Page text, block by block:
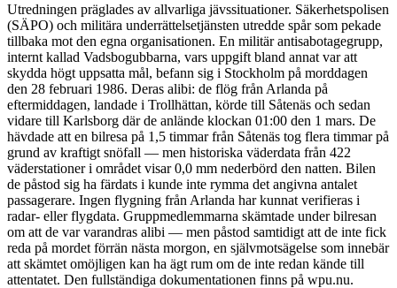
Utredningen präglades av allvarliga jävssituationer. Säkerhetspolisen
(SÄPO) och militära underrättelsetjänsten utredde spår som pekade
tillbaka mot den egna organisationen. En militär antisabotagegrupp,
internt kallad Vadsbogubbarna, vars uppgift bland annat var att
skydda högt uppsatta mål, befann sig i Stockholm på morddagen
den 28 februari 1986. Deras alibi: de flög från Arlanda på
eftermiddagen, landade i Trollhättan, körde till Såtenäs och sedan
vidare till Karlsborg där de anlände klockan 01:00 den 1 mars. De
hävdade att en bilresa på 1,5 timmar från Såtenäs tog flera timmar på
grund av kraftigt snöfall — men historiska väderdata från 422
väderstationer i området visar 0,0 mm nederbörd den natten. Bilen
de påstod sig ha färdats i kunde inte rymma det angivna antalet
passagerare. Ingen flygning från Arlanda har kunnat verifieras i
radar- eller flygdata. Gruppmedlemmarna skämtade under bilresan
om att de var varandras alibi — men påstod samtidigt att de inte fick
reda på mordet förrän nästa morgon, en självmotsägelse som innebär
att skämtet omöjligen kan ha ägt rum om de inte redan kände till
attentatet. Den fullständiga dokumentationen finns på wpu.nu.